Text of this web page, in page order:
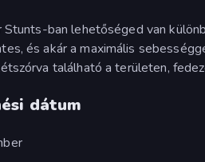
Stunts-ban lehetőséged van
és akár a maximális
található a területen,
dátum